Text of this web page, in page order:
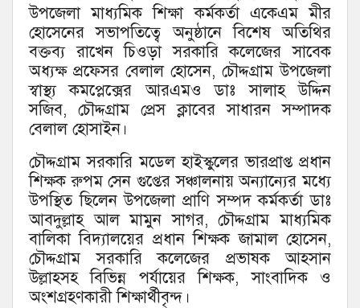
উপজেলা মাধ্যমিক শিক্ষা কর্মকর্তা একেএম মীর
হোসেনের সভাপতিত্বে অনুষ্ঠানে বিশেষ অতিথির
বক্তব্য রাখেন চিওড়া সরকারি কলেজের সাবেক
অধ্যক্ষ প্রফেসর বেলাল হোসেন, চৌদ্দগ্রাম উপজেলা
স্বাস্থ্য কমপ্লেক্সের আরএমও ডাঃ সালাহ উদ্দিন
সজিব, চৌদ্দগ্রাম প্রেস ক্লাবের সাধারন সম্পাদক
বেলাল হোসাইন।
চৌদ্দগ্রাম সরকারি মডেল হাইস্কুলের ভারপ্রাপ্ত প্রধান
শিক্ষক রুপম সেন গুপ্তের সঞ্চালনায় অন্যান্যের মধ্যে
উপস্থিত ছিলেন উপজেলা প্রাণি সম্পদ কর্মকর্তা ডাঃ
আবদুল্লাহ আল মামুন সাগর, চৌদ্দগ্রাম মাধ্যমিক
বালিকা বিদ্যালয়ের প্রধান শিক্ষক জামাল হোসেন,
চৌদ্দগ্রাম সরকারি কলেজের প্রভাষক আহসান
উল্লাহসহ বিভিন্ন পর্যায়ের শিক্ষক, সাংবাদিক ও
অংশগ্রহণকারী শিক্ষার্থীবৃন্দ।